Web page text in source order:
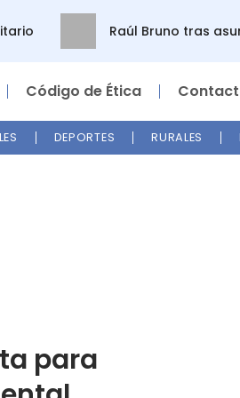
Raúl Bruno tras
Código de Ética
DEPORTES RURALES
para